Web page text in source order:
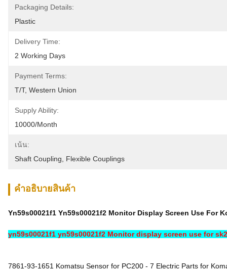
Packaging Details:
Plastic
Delivery Time:
2 Working Days
Payment Terms:
T/T, Western Union
Supply Ability:
10000/month
เน้น:
Shaft Coupling
Flexible Couplings
คําอธิบายสินค้า
Yn59s00021f1 Yn59s00021f2 Monitor Display Screen Use For
yn59s00021f1 yn59s00021f2 Monitor display screen use for
7861-93-1651 Komatsu Sensor for PC200 - 7 Electric Parts for